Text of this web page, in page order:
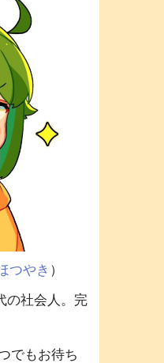
つやき ）
の社会人。完
でもお待ち